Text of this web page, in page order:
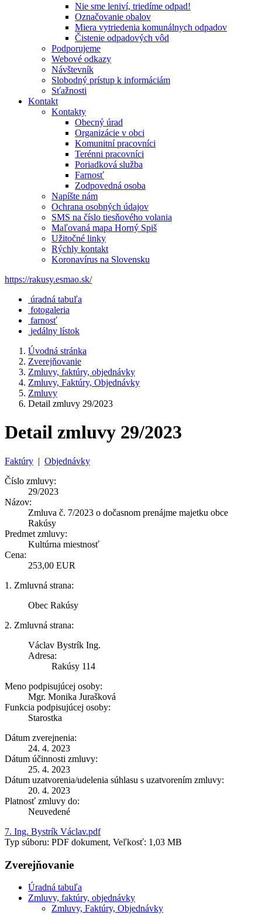
Nie sme leniví, triedíme odpad!
Označovanie obalov
Miera vytriedenia komunálnych odpadov
Čistenie odpadových vôd
Podporujeme
Webové odkazy
Návštevník
Slobodný prístup k informáciám
Sťažnosti
Kontakt
Kontakty
Obecný úrad
Organizácie v obci
Komunitní pracovníci
Terénni pracovníci
Poriadková služba
Farnosť
Zodpovedná osoba
Napíšte nám
Ochrana osobných údajov
SMS na číslo tiesňového volania
Maľovaná mapa Horný Spiš
Užitočné linky
Rýchly kontakt
Koronavírus na Slovensku
https://rakusy.esmao.sk/
úradná tabuľa
fotogaleria
farnosť
jedálny lístok
Úvodná stránka
Zverejňovanie
Zmluvy, faktúry, objednávky
Zmluvy, Faktúry, Objednávky
Zmluvy
Detail zmluvy 29/2023
Detail zmluvy 29/2023
Faktúry | Objednávky
Číslo zmluvy:
29/2023
Názov:
Zmluva č. 7/2023 o dočasnom prenájme majetku obce
Rakúsy
Predmet zmluvy:
Kultúrna miestnosť
Cena:
253,00 EUR
1. Zmluvná strana:
Obec Rakúsy
2. Zmluvná strana:
Václav Bystrík Ing.
Adresa:
Rakúsy 114
Meno podpisujúcej osoby:
Mgr. Monika Jurašková
Funkcia podpisujúcej osoby:
Starostka
Dátum zverejnenia:
24. 4. 2023
Dátum účinnosti zmluvy:
25. 4. 2023
Dátum uzatvorenia/udelenia súhlasu s uzatvorením zmluvy:
20. 4. 2023
Platnosť zmluvy do:
Neuvedené
7. Ing. Bystrík Václav.pdf
Typ súboru: PDF dokument, Veľkosť: 1,03 MB
Zverejňovanie
Úradná tabuľa
Zmluvy, faktúry, objednávky
Zmluvy, Faktúry, Objednávky